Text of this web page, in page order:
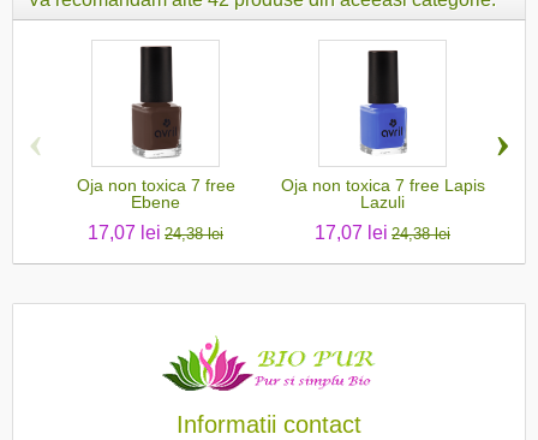
Oja non toxica 7 free
Ebene
17,07 lei 24,38 lei
Oja non toxica 7 free Lapis
Lazuli
17,07 lei 24,38 lei
‹ ›
Informatii contact